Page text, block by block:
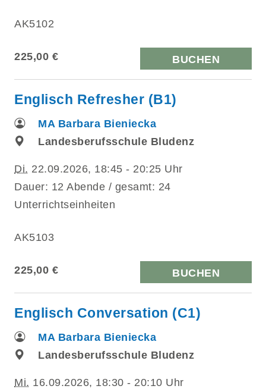
AK5102
225,00 € BUCHEN
Englisch Refresher (B1)
MA Barbara Bieniecka
Landesberufsschule Bludenz
Di. 22.09.2026, 18:45 - 20:25 Uhr
Dauer: 12 Abende / gesamt: 24
Unterrichtseinheiten
AK5103
225,00 € BUCHEN
Englisch Conversation (C1)
MA Barbara Bieniecka
Landesberufsschule Bludenz
Mi. 16.09.2026, 18:30 - 20:10 Uhr